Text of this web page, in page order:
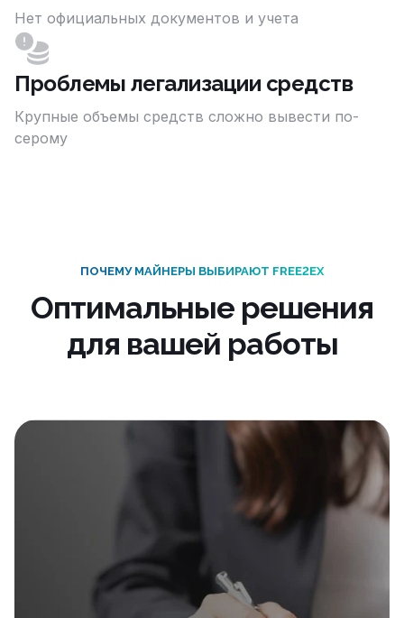
Нет официальных документов и учета
Проблемы легализации средств
Крупные объемы средств сложно вывести по-
серому
ПОЧЕМУ МАЙНЕРЫ ВЫБИРАЮТ FREE2EX
Оптимальные решения
для вашей работы